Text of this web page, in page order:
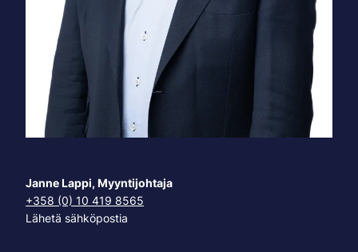
Janne Lappi, Myyntijohtaja
+358 (0) 10 419 8565
Lähetä sähköpostia